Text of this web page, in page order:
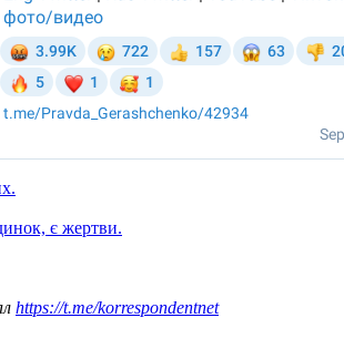
є жертви.
https://t.me/korrespondentnet